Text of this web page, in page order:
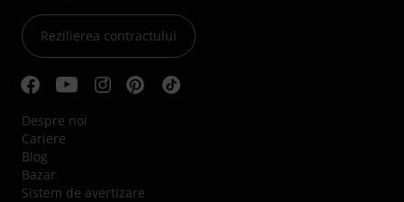
Rezilierea contractului
Despre noi
Cariere
Blog
Bazar
Sistem de avertizare